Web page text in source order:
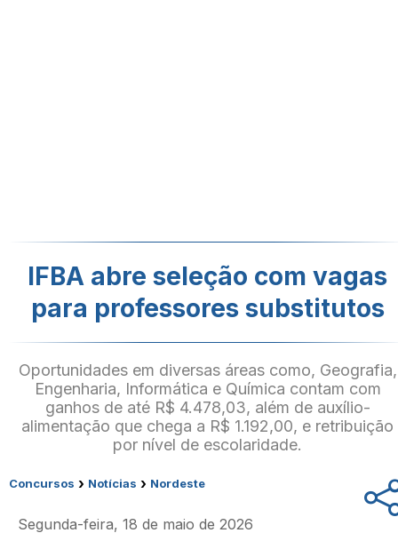
IFBA abre seleção com vagas
para professores substitutos
Oportunidades em diversas áreas como, Geografia,
Engenharia, Informática e Química contam com
ganhos de até R$ 4.478,03, além de auxílio-
alimentação que chega a R$ 1.192,00, e retribuição
por nível de escolaridade.
Concursos › Notícias › Nordeste
Segunda-feira, 18 de maio de 2026